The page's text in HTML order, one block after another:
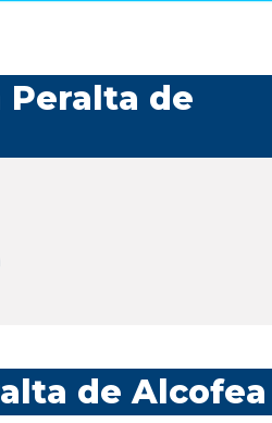
de
de Alcofea